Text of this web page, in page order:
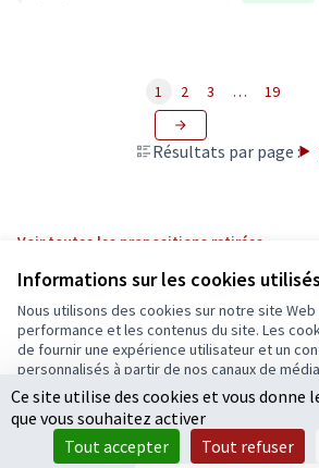
Informations sur les cookies
Nous utilisons des cookies sur notre site
performance et les contenus du site. Les
de fournir une expérience utilisateur et un
personnalisés à partir de nos canaux de
Tout accepter
Accepter seulement les cookies
Résultats par page :
1 2 3 … 19
Voir toutes les propositions retirées
Conditions d'utilisation
Paramètres des cookies
Ecrivons Angers sur X
(Lien externe)
Ecrivons Angers sur Facebook
(Lien externe)
Ce site utilise des cookies et vous donne
que vous souhaitez activer
Tout accepter
Tout refuser